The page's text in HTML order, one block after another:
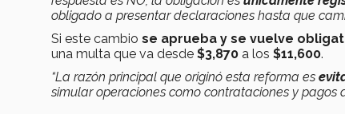
obligado a presentar declaraciones hasta que
Si este cambio se aprueba y se vuelve
una multa que va desde $3,870 a los $11,600.
“La razón principal que originó esta reforma es
simular operaciones como contrataciones y pagos